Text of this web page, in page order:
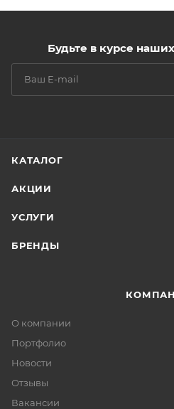
Будьте в курсе
КАТАЛОГ
АКЦИИ
УСЛУГИ
БРЕНДЫ
О компании
Портфолио
Новости
Отзывы
Вакансии